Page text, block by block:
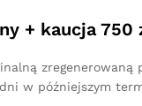
+ kaucja 750
w późniejszym